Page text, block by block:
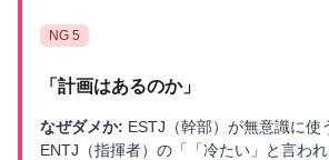
NG 5
「 計画はあるのか」
なぜダメか: ESTJ（幹部）が無意識に使
ENTJ（指揮者）の「「冷たい」と言わ